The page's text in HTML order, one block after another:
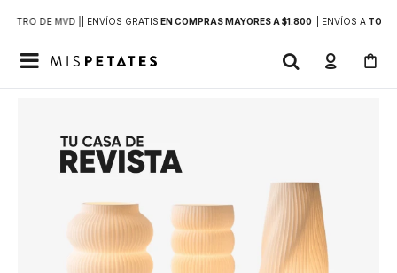
DE MVD | | ENVÍOS GRATIS EN COMPRAS MAYORES A $1.800 | ENVÍOS ATODO
